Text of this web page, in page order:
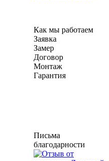
Как мы работаем
Заявка
Замер
Договор
Монтаж
Гарантия
Письма
благодарности